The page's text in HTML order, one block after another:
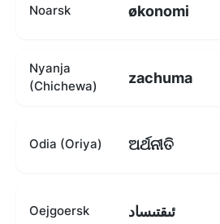
Noarsk økonomi
Nyanja
(Chichewa)
zachuma
Odia (Oriya) ଅର୍ଥନୀତି
Oejgoersk ئىقتىساد